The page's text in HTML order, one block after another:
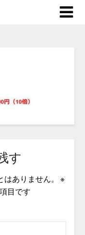
す
ありません。
※
目です